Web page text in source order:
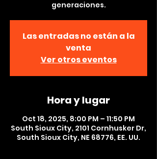
Las entradas no están a la
venta
Ver otros eventos
Hora y lugar
Oct 18, 2025, 8:00 PM – 11:50 PM
South Sioux City, 2101 Cornhusker Dr,
South Sioux City, NE 68776, EE. UU.